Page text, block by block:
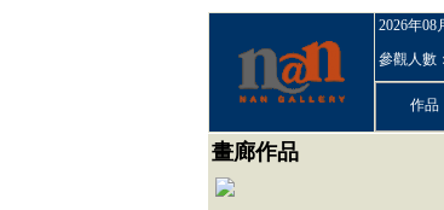
2026年08
參觀人數：
作品
畫廊作品